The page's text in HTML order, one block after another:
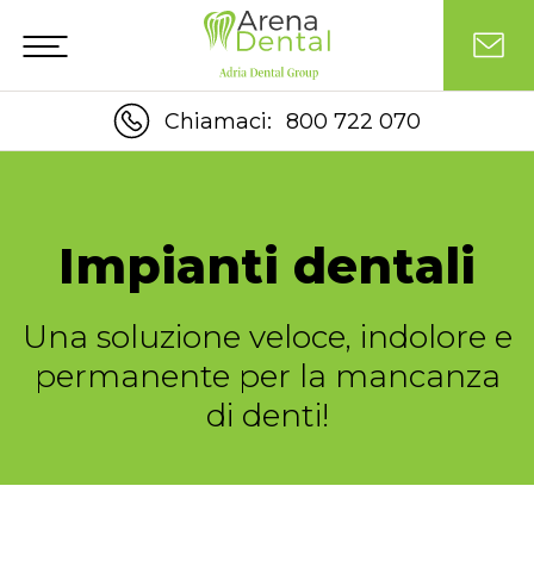
Chiamaci: 800 722 070
Impianti dentali
Una soluzione veloce, indolore e
permanente per la mancanza
di denti!